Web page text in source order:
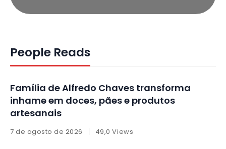
People Reads
Família de Alfredo Chaves transforma
inhame em doces, pães e produtos
artesanais
7 de agosto de 2026 49,0 Views